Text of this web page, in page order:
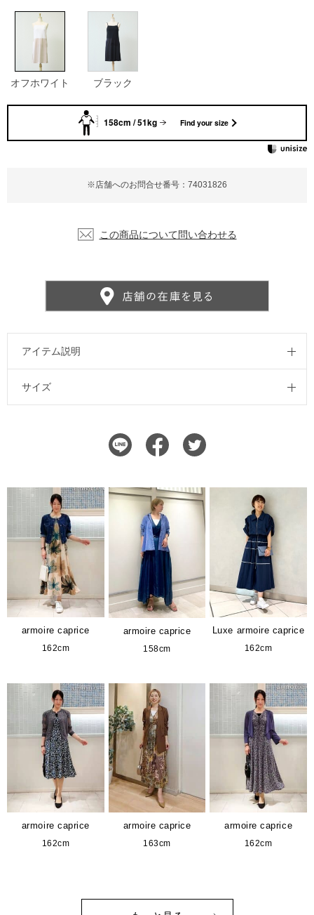
※店舗へのお問合せ番号：74031826
オフホワイト ブラック
この商品について問い合わせる
アイテム説明
サイズ
158cm / 51kg Find your size
armoire caprice
162cm
armoire caprice
158cm
Luxe armoire caprice
162cm
armoire caprice
162cm
armoire caprice
163cm
armoire caprice
162cm